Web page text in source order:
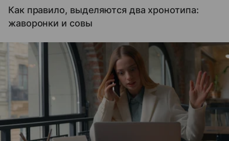
Как правило, выделяются два хронотипа:
жаворонки и совы